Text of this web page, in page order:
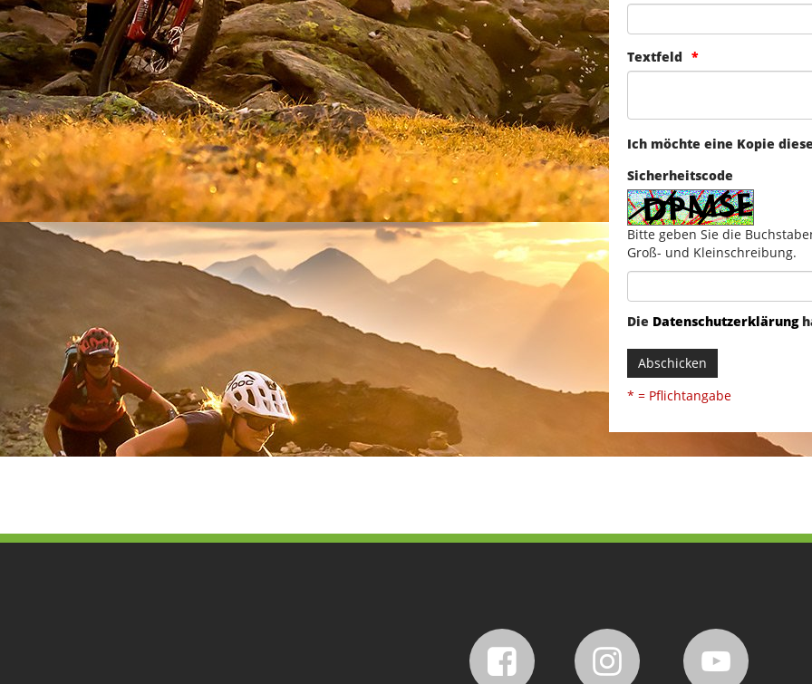
Textfeld
Ich möchte eine Kopie
Sicherheitscode
Bitte geben Sie die
Groß- und Kleinschreibung.
Die Datenschutzerklärung
Abschicken
* = Pflichtangabe